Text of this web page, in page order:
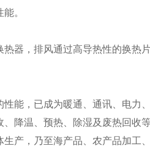
。
热器，排风通过高导热性的换热
能，已成为暖通、通讯、电力
降温、预热、除湿及废热回收
产，乃至海产品、农产品加工